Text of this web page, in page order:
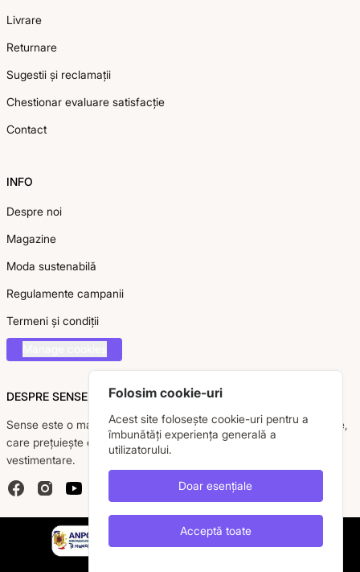
Livrare
Returnare
Sugestii și reclamații
Chestionar evaluare satisfacție
Contact
INFO
Despre noi
Magazine
Moda sustenabilă
Regulamente campanii
Termeni și condiții
DESPRE SENSE
Sense este o marcă românească dedicată femeii moderne, active,
care prețuiește eleganța, confortul și calitatea pieselor
vestimentare.
FacebookInstagramYouTube
Folosim cookie-uri
Acest site folosește cookie-uri pentru a
îmbunătăți experiența generală a
utilizatorului.
Doar esențiale
Acceptă toate